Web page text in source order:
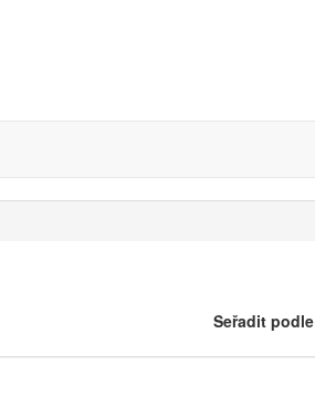
Seřadit podle